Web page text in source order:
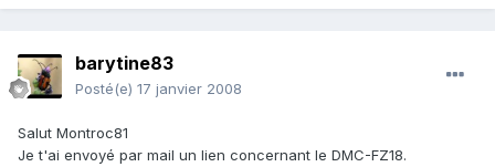
barytine83
Posté(e) 17 janvier 2008
Salut Montroc81
Je t'ai envoyé par mail un lien concernant le DMC-FZ18.